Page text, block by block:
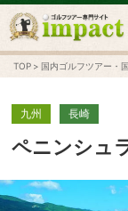
TOP 国内ゴルフツアー・
九州 長崎
ペニンシュ